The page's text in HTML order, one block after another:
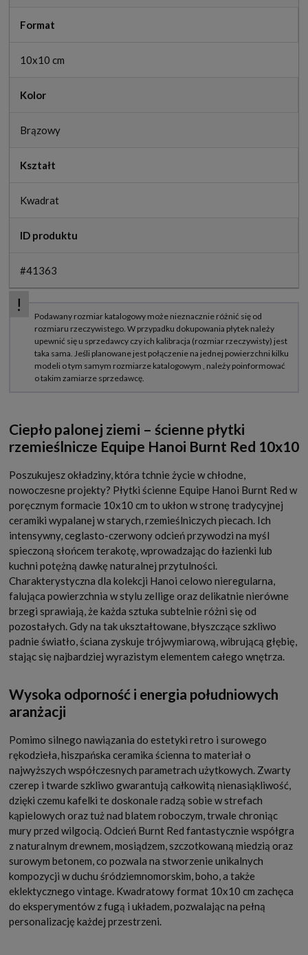
Format
10x10 cm
Kolor
Brązowy
Kształt
Kwadrat
ID produktu
#41363
Ciepło palonej ziemi – ścienne płytki
rzemieślnicze Equipe Hanoi Burnt Red 10x10
Poszukujesz okładziny, która tchnie życie w chłodne,
nowoczesne projekty? Płytki ścienne Equipe Hanoi Burnt Red w
poręcznym formacie 10x10 cm to ukłon w stronę tradycyjnej
ceramiki wypalanej w starych, rzemieślniczych piecach. Ich
intensywny, ceglasto-czerwony odcień przywodzi na myśl
spieczoną słońcem terakotę, wprowadzając do łazienki lub
kuchni potężną dawkę naturalnej przytulności.
Charakterystyczna dla kolekcji Hanoi celowo nieregularna,
falująca powierzchnia w stylu zellige oraz delikatnie nierówne
brzegi sprawiają, że każda sztuka subtelnie różni się od
pozostałych. Gdy na tak ukształtowane, błyszczące szkliwo
padnie światło, ściana zyskuje trójwymiarową, wibrującą głębię,
stając się najbardziej wyrazistym elementem całego wnętrza.
Wysoka odporność i energia południowych
aranżacji
Pomimo silnego nawiązania do estetyki retro i surowego
rękodzieła, hiszpańska ceramika ścienna to materiał o
najwyższych współczesnych parametrach użytkowych. Zwarty
czerep i twarde szkliwo gwarantują całkowitą nienasiąkliwość,
dzięki czemu kafelki te doskonale radzą sobie w strefach
kąpielowych oraz tuż nad blatem roboczym, trwale chroniąc
mury przed wilgocią. Odcień Burnt Red fantastycznie współgra
z naturalnym drewnem, mosiądzem, szczotkowaną miedzią oraz
surowym betonem, co pozwala na stworzenie unikalnych
kompozycji w duchu śródziemnomorskim, boho, a także
eklektycznego vintage. Kwadratowy format 10x10 cm zachęca
do eksperymentów z fugą i układem, pozwalając na pełną
personalizację każdej przestrzeni.